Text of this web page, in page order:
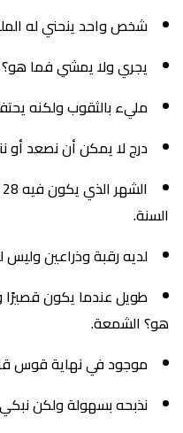
شخص واحد ينحني له
يجري ولا يمشي فما هو؟
مليء بالثقوب ولكنه
درج لا يمكن أن نصعد أو
السنة.
لديه رقبة وذراعين
طويل عندما يكون
هو؟ الشمعة.
موجود في نهاية قوس
نذبحه بسهولة ولكن